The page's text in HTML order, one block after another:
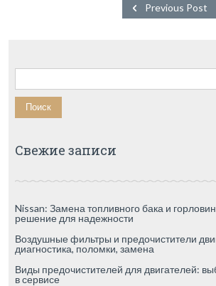
Previous Post
Найти:
Свежие записи
Nissan: Замена топливного бака и
решение для надежности
Воздушные фильтры и предочистители
диагностика, поломки, замена
Виды предочистителей для двигателей:
в сервисе